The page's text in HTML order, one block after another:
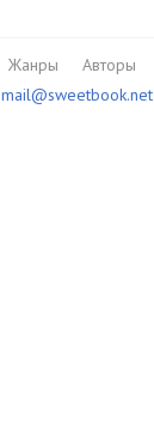
Жанры Авторы
mail@sweetbook.net